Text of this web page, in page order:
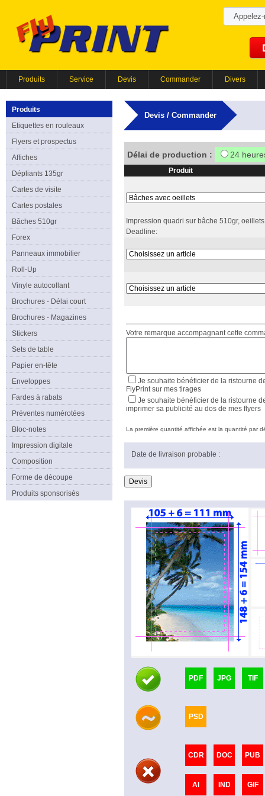
Produits Service Devis Commander Divers
Produits
Etiquettes en rouleaux
Flyers et prospectus
Affiches
Dépliants 135gr
Cartes de visite
Cartes postales
Bâches 510gr
Forex
Panneaux immobilier
Roll-Up
Vinyle autocollant
Brochures - Délai court
Brochures - Magazines
Stickers
Sets de table
Papier en-tête
Enveloppes
Fardes à rabats
Préventes numérotées
Bloc-notes
Impression digitale
Composition
Forme de découpe
Produits sponsorisés
Devis / Commander
Délai de production : 24
Produit
Impression quadri sur bâche 510gr,
Deadline:
Votre remarque accompagnant cette
Je souhaite bénéficier de la ristourne
FlyPrint sur mes tirages
Je souhaite bénéficier de la ristourne
imprimer sa publicité au dos de mes flyers
La première quantité affichée est la quantité par
Date de livraison probable :
PDF JPG TIF
PSD
CDR DOC PUB
AI IND GIF